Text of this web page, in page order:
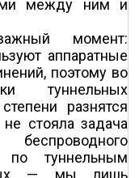
между ним и
момент:
аппаратные
поэтому во
туннельных
разнятся
стояла задача
по туннельным